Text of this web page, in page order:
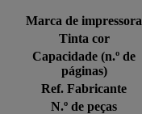
Marca de impressora
Tinta cor
Capacidade (n.º de
páginas)
Ref. Fabricante
N.º de peças